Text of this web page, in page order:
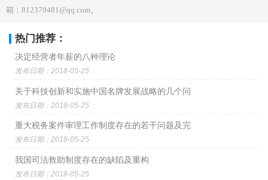
箱：812379481@qq.com。
热门推荐：
决定经营者年薪的八种理论
发布日期：2018-05-25
关于科技创新和实施中国名牌发展战略的几个问
发布日期：2018-05-25
重大税务案件审理工作制度存在的若干问题及完
发布日期：2018-05-25
我国司法救助制度存在的缺陷及重构
发布日期：2018-05-25